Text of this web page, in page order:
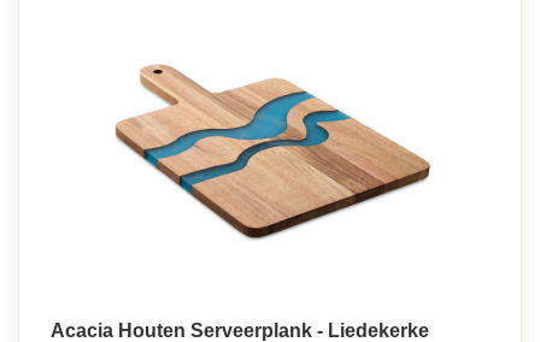
Acacia Houten Serveerplank - Liedekerke